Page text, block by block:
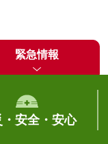
緊急情報
・安全・安心